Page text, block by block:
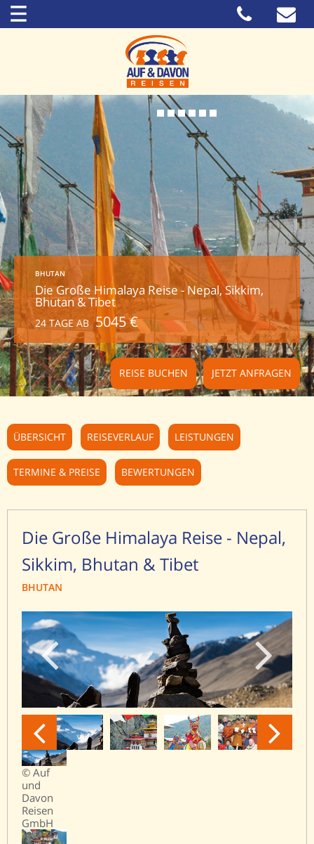
BHUTAN
Die Große Himalaya Reise - Nepal, Sikkim,
Bhutan & Tibet
24 TAGE AB 5045 €
JETZT ANFRAGEN
REISE BUCHEN
ÜBERSICHT REISEVERLAUF LEISTUNGEN
TERMINE & PREISE BEWERTUNGEN
Die Große Himalaya Reise - Nepal,
Sikkim, Bhutan & Tibet
BHUTAN
© Auf
und
Davon
Reisen
GmbH